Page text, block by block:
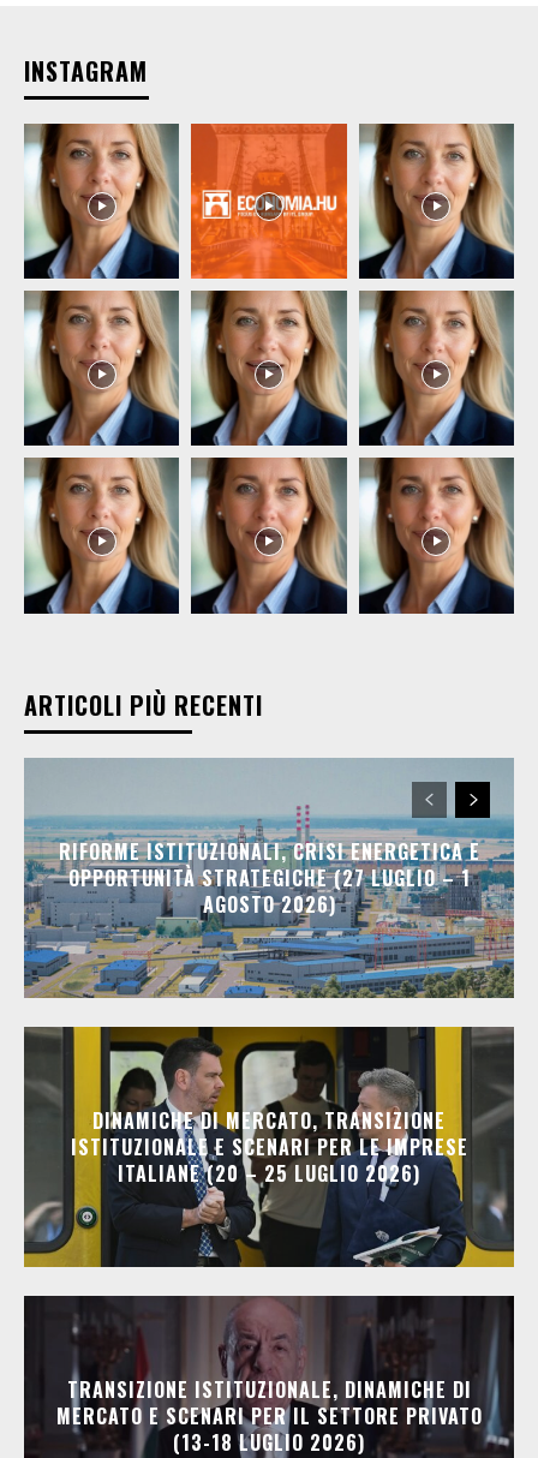
INSTAGRAM
ARTICOLI PIÙ RECENTI
RIFORME ISTITUZIONALI, CRISI ENERGETICA E
OPPORTUNITÀ STRATEGICHE (27 LUGLIO – 1
AGOSTO 2026)
DINAMICHE DI MERCATO, TRANSIZIONE
ISTITUZIONALE E SCENARI PER LE IMPRESE
ITALIANE (20 – 25 LUGLIO 2026)
TRANSIZIONE ISTITUZIONALE, DINAMICHE DI
MERCATO E SCENARI PER IL SETTORE PRIVATO
(13-18 LUGLIO 2026)